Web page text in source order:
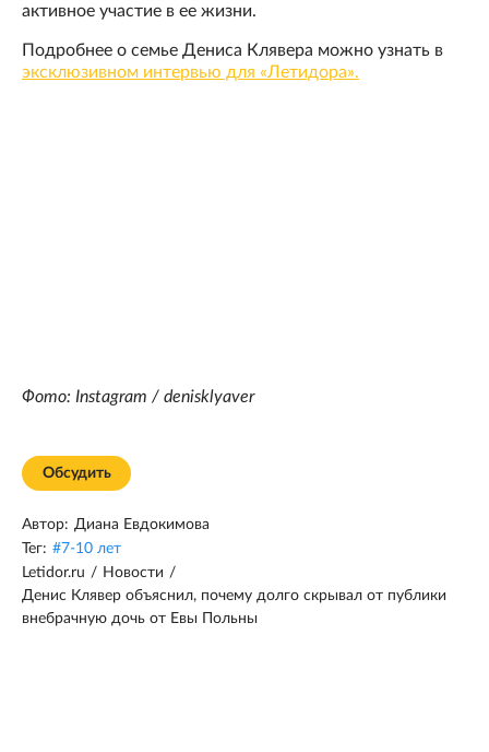
активное участие в ее жизни.
Подробнее о семье Дениса Клявера можно узнать в
эксклюзивном интервью для «Летидора».
Фото: Instagram / denisklyaver
Обсудить
Автор: Диана Евдокимова
Тег: #7-10 лет
Letidor.ru / Новости /
Денис Клявер объяснил, почему долго скрывал от публики
внебрачную дочь от Евы Польны